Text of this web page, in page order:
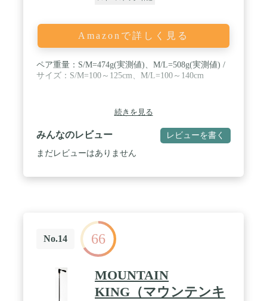
Amazonで詳しく見る
ペア重量：S/M=474g(実測値)、M/L=508g(実測値) /
サイズ：S/M=100～125cm、M/L=100～140cm
続きを見る
みんなのレビュー レビューを書く
まだレビューはありません
No.14 66
MOUNTAIN
KING（マウンテンキ